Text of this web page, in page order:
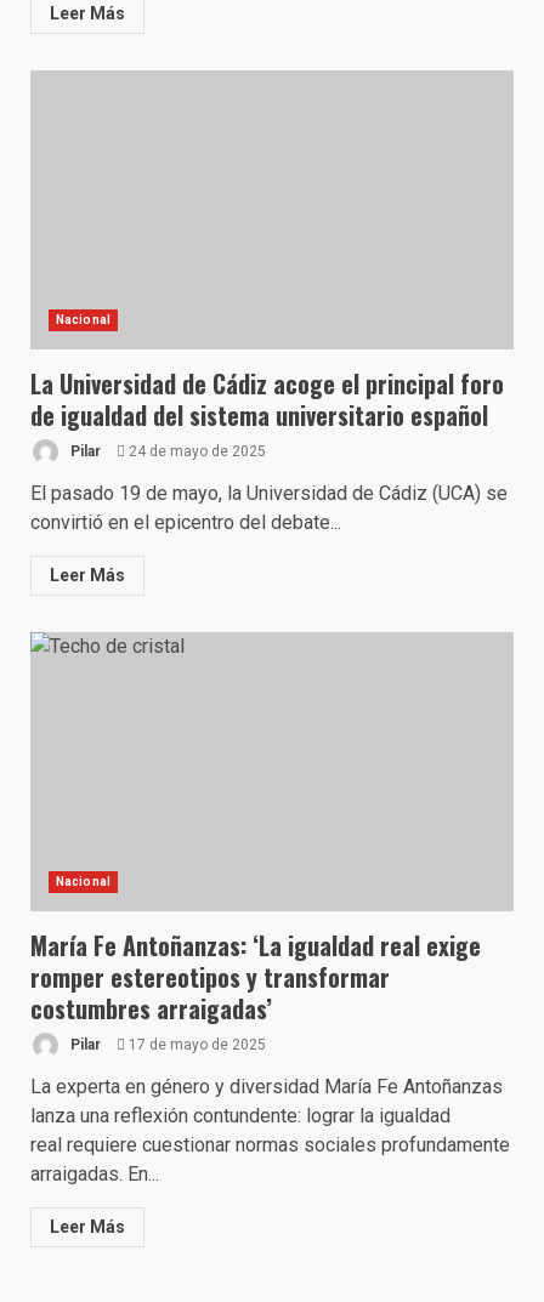
Leer Más
Nacional
La Universidad de Cádiz acoge el principal foro
de igualdad del sistema universitario español
Pilar 24 de mayo de 2025
El pasado 19 de mayo, la Universidad de Cádiz (UCA) se
convirtió en el epicentro del debate...
Leer Más
Nacional
María Fe Antoñanzas: ‘La igualdad real exige
romper estereotipos y transformar
costumbres arraigadas’
Pilar 17 de mayo de 2025
La experta en género y diversidad María Fe Antoñanzas
lanza una reflexión contundente: lograr la igualdad
real requiere cuestionar normas sociales profundamente
arraigadas. En...
Leer Más